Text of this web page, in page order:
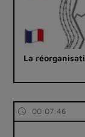
La
00:07:46